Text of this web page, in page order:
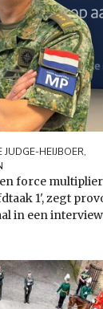
JUDGE-HEIJBOER,
force
1', zegt
in een